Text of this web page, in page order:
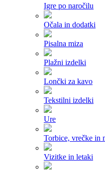
Igre po naročilu
Očala in dodatki
Pisalna miza
Plažni izdelki
Lončki za kavo
Tekstilni izdelki
Ure
Torbice, vrečke in
Vizitke in letaki